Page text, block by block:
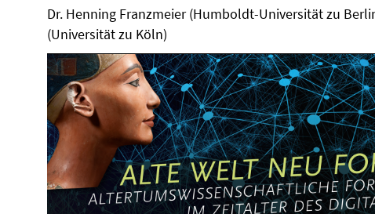
Dr. Henning Franzmeier (Humboldt-Universität zu
(Universität zu Köln)